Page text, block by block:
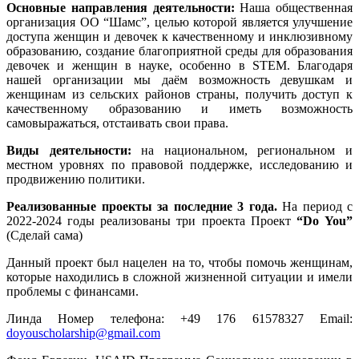
Основные направления деятельности: Наша общественная
организация ОО “Шамс”, целью которой является улучшение
доступа женщин и девочек к качественному и инклюзивному
образованию, создание благоприятной среды для образования
девочек и женщин в науке, особенно в STEM. Благодаря
нашей организации мы даём возможность девушкам и
женщинам из сельских районов страны, получить доступ к
качественному образованию и иметь возможность
самовыражаться, отстаивать свои права.
Виды деятельности:на национальном, региональном и
местном уровнях по правовой поддержке, исследованию и
продвижению политики.
Реализованные проекты за последние 3 года. На период с
2022-2024 годы реализованы три проекта Проект “Do You”
(Сделай сама)
Данный проект был нацелен на то, чтобы помочь женщинам,
которые находились в сложной жизненной ситуации и имели
проблемы с финансами.
Линда Номер телефона: +49 176 61578327 Email:
doyouscholarship@gmail.com